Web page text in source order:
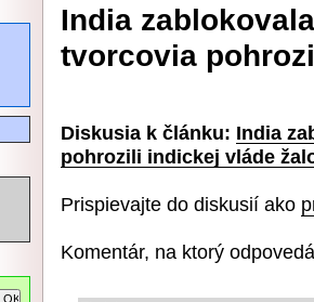
India
tvorcovia
Diskusia k článku: India
pohrozili indickej vláde
Prispievajte do diskusií ako
Komentár, na ktorý